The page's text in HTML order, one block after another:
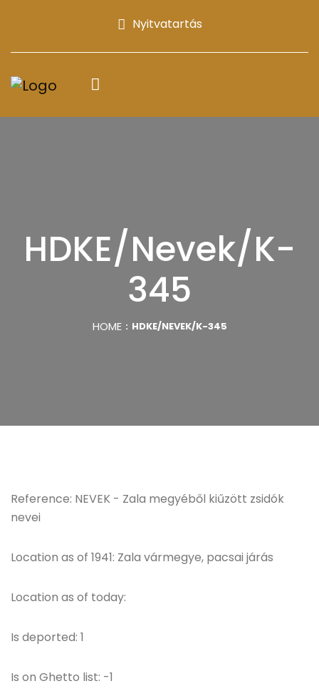
Nyitvatartás
HDKE/Nevek/K-
345
HOME HDKE/NEVEK/K-345
Reference: NEVEK - Zala megyéből kiűzött zsidók
nevei
Location as of 1941: Zala vármegye, pacsai járás
Location as of today:
Is deported: 1
Is on Ghetto list: -1